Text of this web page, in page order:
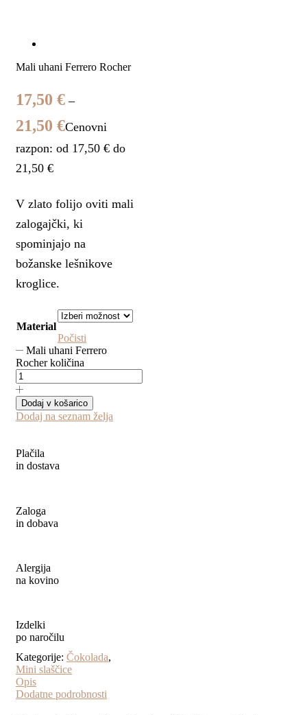
Mali uhani Ferrero Rocher
17,50 € –
21,50 €Cenovni
razpon: od 17,50 € do
21,50 €
V zlato folijo oviti mali
zalogajčki, ki
spominjajo na
božanske lešnikove
kroglice.
Material
Počisti
Mali uhani Ferrero
Rocher količina
Dodaj v košarico
Dodaj na seznam želja
Plačila
in dostava
Zaloga
in dobava
Alergija
na kovino
Izdelki
po naročilu
Kategorije: Čokolada,
Mini slaščice
Opis
Dodatne podrobnosti